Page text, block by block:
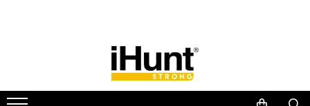
TELEFOANE & TABLETE IHUNT
Telefoane iHunt